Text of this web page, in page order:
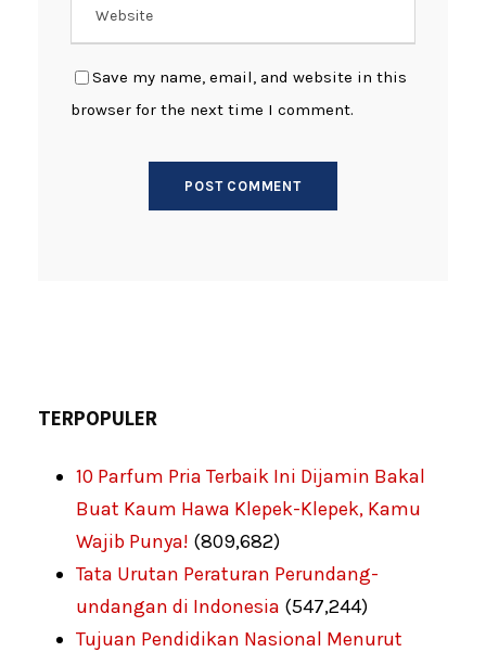
Save my name, email, and website in this
browser for the next time I comment.
TERPOPULER
10 Parfum Pria Terbaik Ini Dijamin Bakal
Buat Kaum Hawa Klepek-Klepek, Kamu
Wajib Punya! (809,682)
Tata Urutan Peraturan Perundang-
undangan di Indonesia (547,244)
Tujuan Pendidikan Nasional Menurut